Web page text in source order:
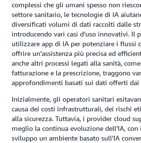
complessi che gli umani spesso non
settore sanitario, le tecnologie di IA
diversificati volumi di dati raccolti dalle
introducendo vari casi d’uso innovativi. Il
utilizzare app di IA per potenziare i flussi
offrire un’assistenza più precisa ed
anche altri processi legati alla sanità,
fatturazione e la prescrizione, traggono
approfondimenti basati sui dati offerti dai
Inizialmente, gli operatori sanitari
causa dei costi infrastrutturali, dei rischi
alla sicurezza. Tuttavia, i provider cloud
meglio la continua evoluzione dell’IA, con
sviluppo un ambiente basato sull’IA